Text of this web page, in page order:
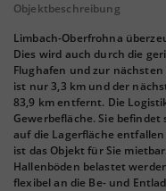
Objektbeschreibung
Limbach-Oberfrohna
Dies wird auch durch die
Flughafen und zur
ist nur 3,3 km und der
83,9 km entfernt. Die
Gewerbefläche. Sie
auf die Lagerfläche
ist das Objekt für Sie
Hallenböden belastet
flexibel an die Be- und